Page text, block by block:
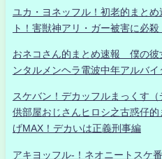
ユカ・ヨネッフル！初老的まと
ト！害獣神アリ・ガー被害に必
おネコさん的まとめ速報 僕の彼
ンタルメンヘラ電波中年アルバ
スケバン！デカッフルまっくす
供部屋おじさんヒロシ之古惑仔
げMAX！デカいは正義刑事編
アキヨッフル-！ネオニートスケ